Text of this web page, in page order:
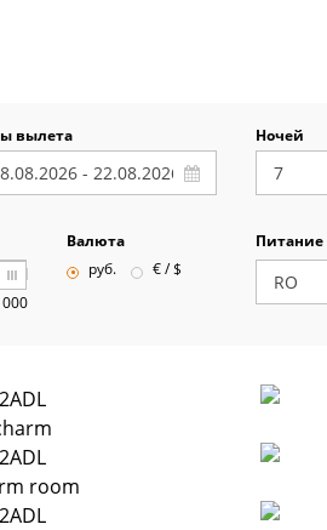
вылета Ночей
Валюта
руб.
€ / $
Питание
2ADL
2ADL
room
2ADL